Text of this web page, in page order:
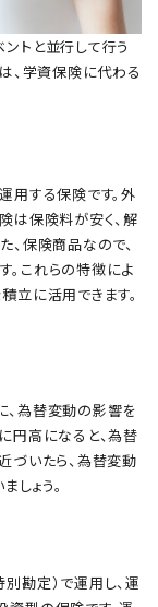
トと並行して行う
、学資保険に代わる
用する保険です。外
は保険料が安く、解
保険商品なので、
これらの特徴によ
立に活用できます。
為替変動の影響を
円高になると、為替
づいたら、為替変動
しょう。
勘定）で運用し、運